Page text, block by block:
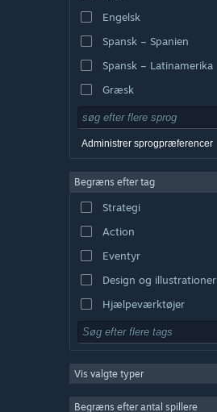
Engelsk
Spansk – Spanien
Spansk – Latinamerika
Græsk
Administrer sprogpræferencer
Begræns efter tag
Strategi
Action
Eventyr
Design og illustrationer
Hjælpeværktøjer
Gratis at spille
Massiv multiplayer
Indie
Vis valgte typer
Begræns efter antal spillere